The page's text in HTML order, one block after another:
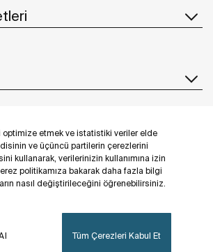
optimize etmek ve istatistiki veriler elde
ve üçüncü partilerin çerezlerini
kullanarak, verilerinizin kullanımına izin
politikamıza bakarak daha fazla bilgi
nasıl değiştirileceğini öğrenebilirsiniz.
Tüm Çerezleri Kabul Et
Bizi takip edin